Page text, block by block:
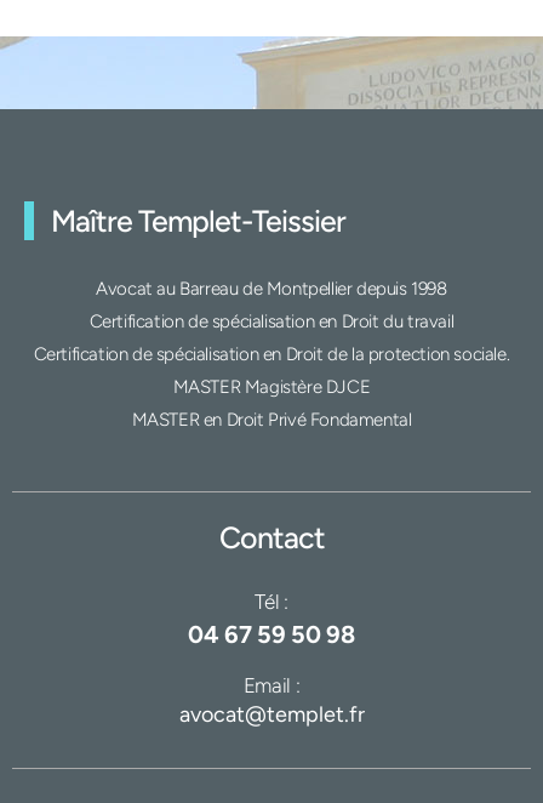
Maître Templet-Teissier
Avocat au Barreau de Montpellier depuis 1998
Certification de spécialisation en Droit du travail
Certification de spécialisation en Droit de la protection sociale.
MASTER Magistère DJCE
MASTER en Droit Privé Fondamental
Contact
Tél :
04 67 59 50 98
Email :
avocat@templet.fr